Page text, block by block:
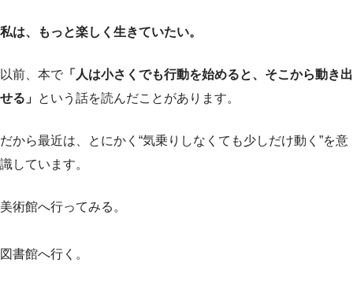
私は、もっと楽しく生きていたい。
以前、本で 「人は小さくでも行動を始めると、そこから動き出
せる」 という話を読んだことがあります。
だから最近は、とにかく“気乗りしなくても少しだけ動く”を意
識しています。
美術館へ行ってみる。
図書館へ行く。